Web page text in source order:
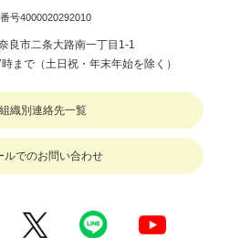
号4000020292010
良市二条大路南一丁目1-1
まで（土日祝・年末年始を除く）
組織別連絡先一覧
ルでのお問い合わせ